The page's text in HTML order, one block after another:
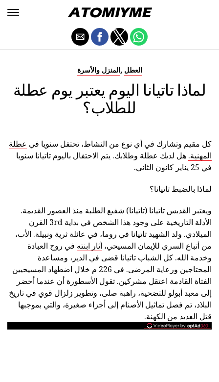
المنزل والأسرة , العطل
لماذا تاتيانا اليوم يعتبر يوم عطلة
للطلاب؟
كل مقيم وتشارك في أي نوع من النشاط، تحتفل سنويا في عطلة
المهنية. هل لديك عطلة وطلابك. يتم الاحتفال باليوم تاتيانا سنويا
في 25 يناير كانون الثاني.
لماذا بالضبط تاتيانا؟
ويعتبر القديس تاتيانا (تاتيانا) شفيع الطلبة منذ العصور القديمة.
الأدلة التاريخية على وجود هذا الشخص في بداية 3rd القرن
الميلادي. ولد الشهيد تاتيانا في روما، في عائلة ثرية ونبيلة. الأب،
من أتباع السري للإيمان المسيحي، أثار ابنته في روح العبادة
وخدمة الله. كل الشباب تاتيانا قضى في الدير، ومساعدة
المحتاجين ورعاية المرضى. في 226 م خلال اضطهاد المسيحيين
الفتاة القادمة اعتقل مشركين. تقول الأسطورة أن عندما أحضر
إلى معبد أبولو للتضحية، راهبة صلى، وتطوير زلزال قوي في تاريخ
البلاد، تم فصل تماثيل الأصنام إلى أجزاء صغيرة، والتي بموجبها
قتل العديد من الكهنة.